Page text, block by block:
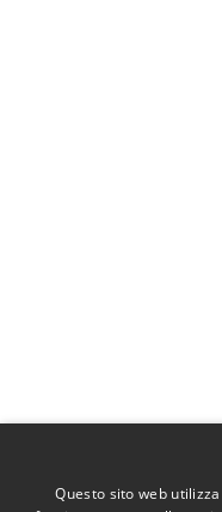
Questo sito web